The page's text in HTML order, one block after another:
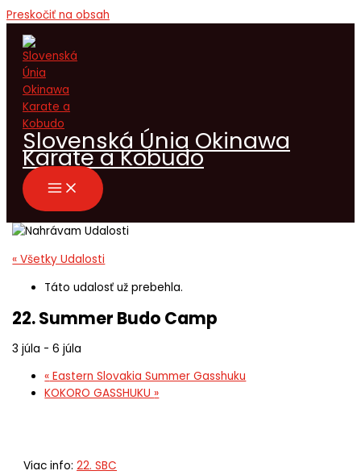
Preskočiť na obsah
Slovenská Únia Okinawa
Karate a Kobudo
« Všetky Udalosti
Táto udalosť už prebehla.
22. Summer Budo Camp
3 júla -6 júla
« Eastern Slovakia Summer Gasshuku
KOKORO GASSHUKU »
Viac info:22. SBC